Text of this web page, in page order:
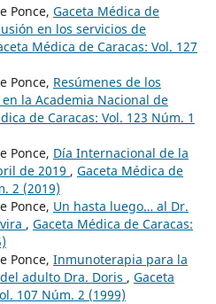
Ponce, Gaceta Médica de
en los servicios de
Médica de Caracas: Vol. 127
Ponce, Resúmenes de los
la Academia Nacional de
de Caracas: Vol. 123 Núm. 1
Ponce, Día Internacional de la
de 2019 , Gaceta Médica de
2 (2019)
Ponce, Un hasta luego… al Dr.
, Gaceta Médica de Caracas:
Ponce, Inmunoterapia para la
adulto Dra. Doris , Gaceta
107 Núm. 2 (1999)